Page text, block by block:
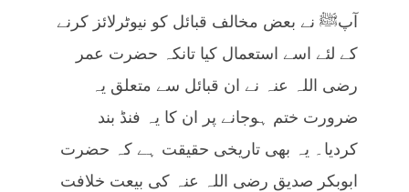
آپﷺ نے بعض مخالف قبائل کو نیوٹرلائز کرنے
کے لئے اسے استعمال کیا تانکہ حضرت عمر
رضی اللہ عنہ نے ان قبائل سے متعلق یہ
ضرورت ختم ہوجانے پر ان کا یہ فنڈ بند
کردیا۔ یہ بھی تاریخی حقیقت ہے کہ حضرت
ابوبکر صدیق رضی اللہ عنہ کی بیعت خلافت